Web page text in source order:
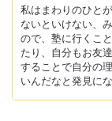
私はまわりのひと
ないといけない、
ので、塾に行くこ
たり、自分もお友
することで自分の
いんだなと発見に